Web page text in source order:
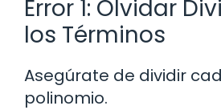
Error 1: Olvidar
los Términos
Asegúrate de dividir
polinomio.